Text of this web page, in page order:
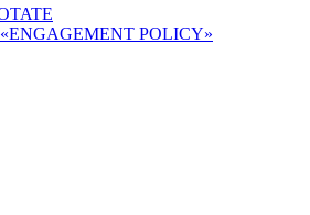
POLICY»